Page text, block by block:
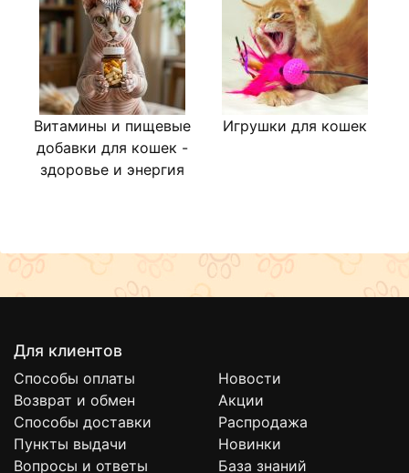
которые помогут вашему питомцу оставаться здоровым и
активным.
Консервы можно отнести к классу холистик, так как в
составе только свежие натуральные ингредиенты, которые
обеспечивают здоровое питание вашей кошке. Подходит
для животных всех пород.
Витамины и пищевые
добавки для кошек -
здоровье и энергия
Игрушки для кошек
Для клиентов
Способы оплаты
Возврат и обмен
Способы доставки
Пункты выдачи
Вопросы и ответы
Новости
Акции
Распродажа
Новинки
База знаний